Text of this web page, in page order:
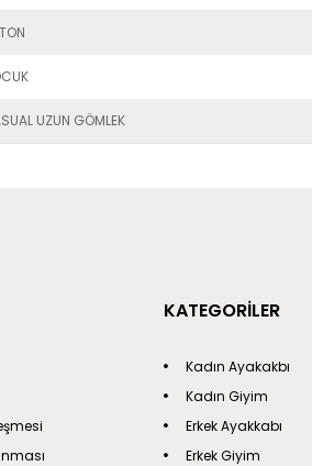
UZUN GÖMLEK
KATEGORİLER
Kadın Ayakakbı
Kadın Giyim
Erkek Ayakkabı
Erkek Giyim